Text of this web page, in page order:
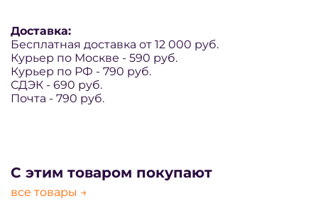
Доставка:
Бесплатная доставка от 12 000 руб.
Курьер по Москве - 590 руб.
Курьер по РФ - 790 руб.
СДЭК - 690 руб.
Почта - 790 руб.
С этим товаром покупают
все товары →